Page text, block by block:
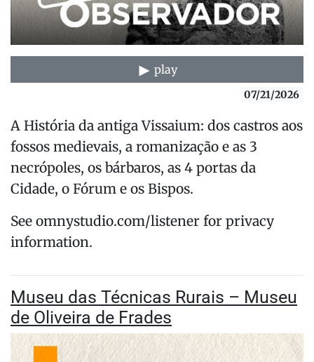
play
07/21/2026
A História da antiga Vissaium: dos castros aos
fossos medievais, a romanização e as 3
necrópoles, os bárbaros, as 4 portas da
Cidade, o Fórum e os Bispos.
See omnystudio.com/listener for privacy
information.
Museu das Técnicas Rurais – Museu
de Oliveira de Frades